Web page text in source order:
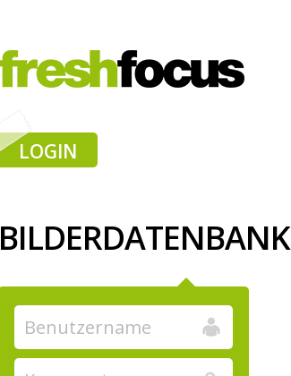
LOGIN
BILDERDATENBANK